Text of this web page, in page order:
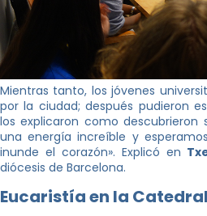
Mientras tanto, los jóvenes
por la ciudad; después pudieron
los explicaron como descubrieron
una energía increíble y
inunde el corazón». Explicó en
diócesis de Barcelona.
Eucaristía en la